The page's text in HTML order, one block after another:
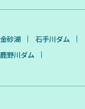
金砂湖
石手川ダム
鹿野川ダム